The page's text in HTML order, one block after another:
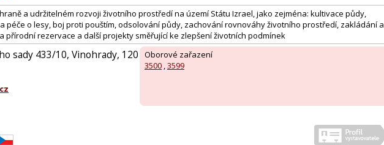
a udržitelném rozvoji životního prostředí na území Státu Izrael, jako zejména: kultivace půdy,
péče o lesy, boj proti pouštím, odsolování půdy, zachování rovnováhy životního prostředí, zakládání a
přírodní rezervace a další projekty směřující ke zlepšení životních podmínek
Oborové zařazení
3500 ,3599
sady 433/10, Vinohrady, 120